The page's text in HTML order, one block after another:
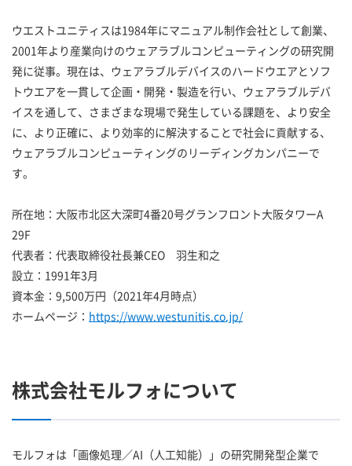
ウエストユニティスは1984年にマニュアル制作会社として創業、
2001年より産業向けのウェアラブルコンピューティングの研究開
発に従事。現在は、ウェアラブルデバイスのハードウエアとソフ
トウエアを一貫して企画・開発・製造を行い、ウェアラブルデバ
イスを通して、さまざまな現場で発生している課題を、より安全
に、より正確に、より効率的に解決することで社会に貢献する、
ウェアラブルコンピューティングのリーディングカンパニーで
す。
所在地：大阪市北区大深町4番20号グランフロント大阪タワーA
29F
代表者：代表取締役社長兼CEO 羽生和之
設立：1991年3月
資本金：9,500万円（2021年4月時点）
ホームページ： https://www.westunitis.co.jp/
株式会社モルフォについて
モルフォは「画像処理／AI（人工知能）」の研究開発型企業で